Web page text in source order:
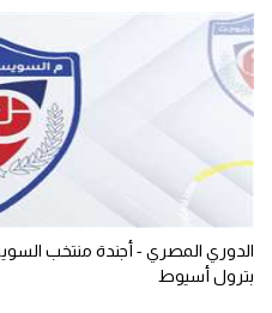
الدوري المصري - أجندة منتخب
بترول أسيوط